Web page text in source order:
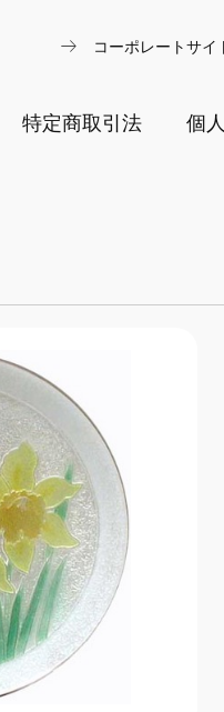
arrow_right_alt コーポレートサイ
特定商取引法 個